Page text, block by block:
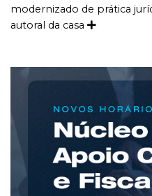
modernizado de prática
autoral da casa